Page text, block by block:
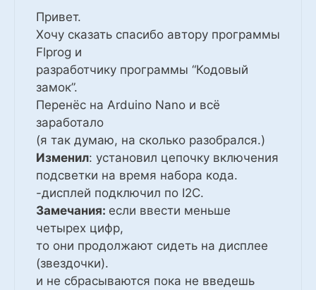
Привет.
Хочу сказать спасибо автору программы
Flprog и
разработчику программы “Кодовый
замок”.
Перенёс на Arduino Nano и всё
заработало
(я так думаю, на сколько разобрался.)
Изменил: установил цепочку включения
подсветки на время набора кода.
-дисплей подключил по I2C.
Замечания: если ввести меньше
четырех цифр,
то они продолжают сидеть на дисплее
(звездочки).
и не сбрасываются пока не введешь